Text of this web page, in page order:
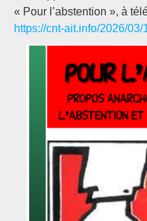
« Pour l’abstention », à
https://cnt-ait.info/2026/